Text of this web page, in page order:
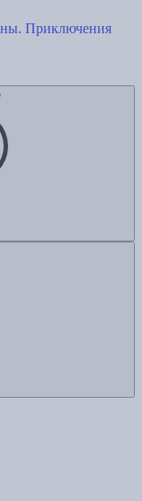
Приключения